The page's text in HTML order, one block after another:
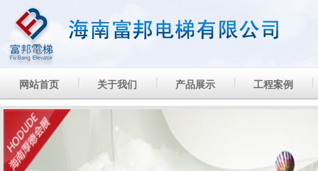
网站首页 关于我们 产品展示 工程案例